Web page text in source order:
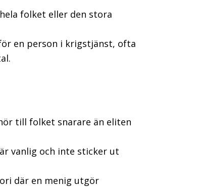
folket eller den stora
en person i krigstjänst, ofta
till folket snarare än eliten
vanlig och inte sticker ut
där en menig utgör